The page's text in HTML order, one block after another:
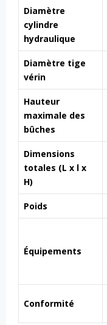
Diamètre
cylindre
hydraulique
Diamètre tige
vérin
Hauteur
maximale des
bûches
Dimensions
totales (L x l x
H)
Poids
Équipements
Conformité